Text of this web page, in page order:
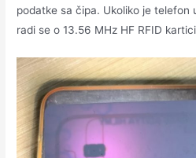
podatke sa čipa. Ukoliko je telefon
radi se o 13.56 MHz HF RFID